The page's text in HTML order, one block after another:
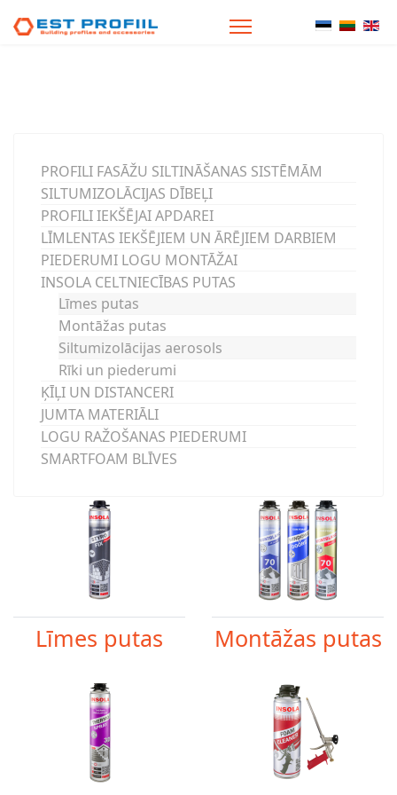
Select your
PROFILI FASĀŽU SILTINĀŠANAS SISTĒMĀM
SILTUMIZOLĀCIJAS DĪBEĻI
PROFILI IEKŠĒJAI APDAREI
LĪMLENTAS IEKŠĒJIEM UN ĀRĒJIEM DARBIEM
PIEDERUMI LOGU MONTĀŽAI
INSOLA CELTNIECĪBAS PUTAS
Līmes putas
Montāžas putas
Siltumizolācijas aerosols
Rīki un piederumi
ĶĪĻI UN DISTANCERI
JUMTA MATERIĀLI
LOGU RAŽOŠANAS PIEDERUMI
SMARTFOAM BLĪVES
Līmes putas Montāžas putas